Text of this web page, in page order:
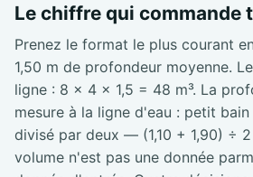
Le chiffre qui commande
Prenez le format le plus courant
1,50 m de profondeur moyenne.
ligne : 8 × 4 × 1,5 = 48 m³. La
mesure à la ligne d'eau : petit
divisé par deux — (1,10 + 1,90) ÷
volume n'est pas une donnée